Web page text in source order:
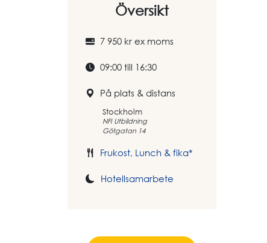
Översikt
7 950 kr ex moms
09:00 till 16:30
På plats & distans
Stockholm
NFI Utbildning
Götgatan 14
Frukost, Lunch & fika*
Hotellsamarbete